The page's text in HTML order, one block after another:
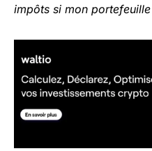
impôts si mon